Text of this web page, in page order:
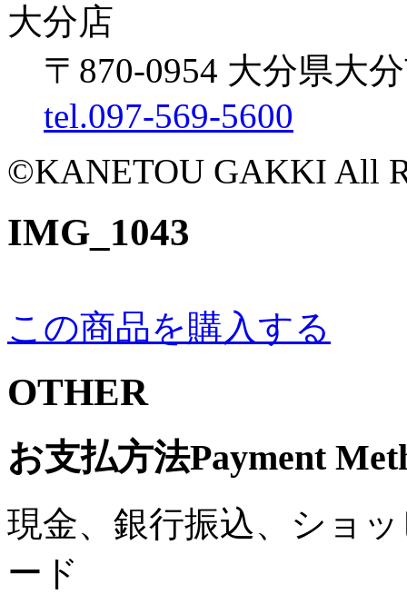
大分店
〒870-0954 大分県大
tel.097-569-5600
©KANETOU GAKKI All
IMG_1043
この商品を購入する
OTHER
お支払方法Payment
現金、銀行振込、ショ
ード